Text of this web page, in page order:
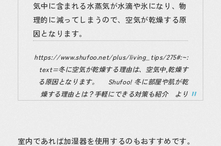
気中に含まれる水蒸気が水滴や氷になり、物
理的に減ってしまうので、空気が乾燥する原
因となります。
https://www.shufoo.net/plus/living_tips/275#:~:
text=冬に空気が乾燥する理由は、空気中,乾燥す
る原因となります。
Shufoo! 冬に部屋や肌が乾
燥する理由とは？手軽にできる対策も紹介 より
室内であれば加湿器を使用するのもおすすめです。